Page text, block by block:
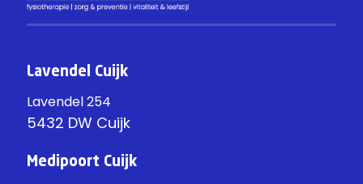
Lavendel Cuijk
Lavendel 254
5432 DW Cuijk
Medipoort Cuijk